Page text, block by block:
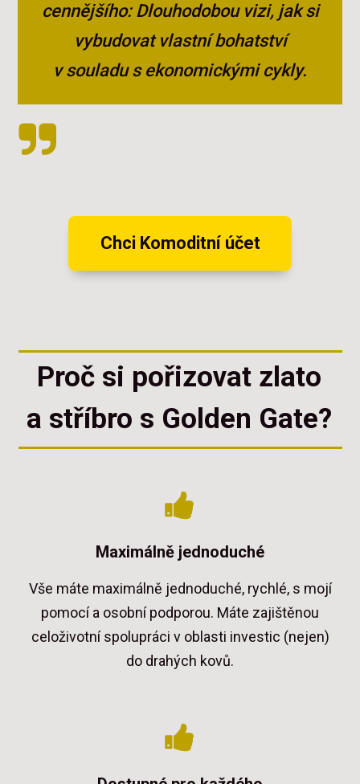
cennějšího: Dlouhodobou vizi, jak si
vybudovat vlastní bohatství
v souladu s ekonomickými cykly.
Chci Komoditní účet
Proč si pořizovat zlato
a stříbro s Golden Gate?
Maximálně jednoduché
Vše máte maximálně jednoduché, rychlé, s mojí
pomocí a osobní podporou. Máte zajištěnou
celoživotní spolupráci v oblasti investic (nejen)
do drahých kovů.